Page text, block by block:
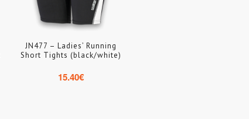
JN477 – Ladies’ Running
Short Tights (black/white)
15.40€